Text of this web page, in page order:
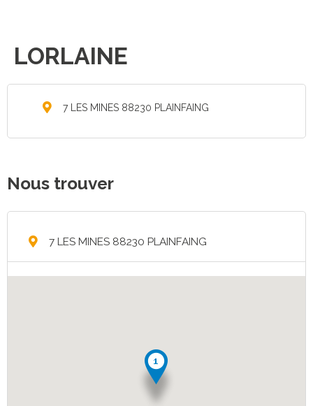
LORLAINE
7 LES MINES 88230 PLAINFAING
Nous trouver
7 LES MINES 88230 PLAINFAING